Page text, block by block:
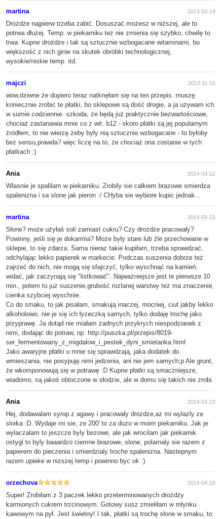
martina 2013-10-14
Drożdże najpierw trzeba zabić. Dosuszać możesz w niższej, ale to
potrwa dłużej. Temp. w piekarniku też nie zmienia się szybko, chwilę to
trwa. Kupne drożdże i tak są sztucznie wzbogacane witaminami, bo
większość z nich ginie na skutek obróbki technologicznej,
wysokie/niskie temp. itd.
majczi 2013-11-10
wow,dziwne że dopiero teraz natknęłam się na ten przepis. muszę
koniecznie zrobić te płatki, bo sklepowe są dość drogie, a ja używam ich
w sumie codziennie. szkoda, że będą już praktycznie bezwartościowe,
chociaż zastanawia mnie co z wit. b12 - skoro płatki są jej popularnym
źródłem, to nie wierzę żeby były nią sztucznie wzbogacane - to byłoby
bez sensu,prawda? więc liczę na to, że chociaż ona zostanie w tych
płatkach :)
Ania 2014-03-12
Wlasnie je spalilam w piekarniku. Zrobily sie calkiem brazowe smierdza
spalenizna i sa slone jak pieron :/ CHyba sie wybiore kupic jednak...
martina 2014-03-13
Słone? może użyłaś soli zamiast cukru? Czy drożdże pracowały?
Powinny, jeśli się je dokarmia? Może były stare lub źle przechowane w
sklepie, to się zdarza. Sama nieraz takie kupiłam, trzeba sprawdzać,
odchylając lekko papierek w markecie. Podczas suszenia dobrze też
zajrzeć do nich, nie mogą się sfajczyć, tylko wyschnąć na kamień,
widać, jak zaczynają się "listkować". Najważniejsze jest te pierwsze 10
min., potem to już suszenie,grubość rozlanej warstwy też ma znaczenie,
cienka szybciej wyschnie.
Co do smaku, to jak pisałam, smakują inaczej, mocniej, ciut jakby lekko
alkoholowo, nie je się ich łyżeczką samych, tylko dodaję trochę jako
przyprawę. Ja dotąd nie miałam żadnych przykrych niespodzianek z
nimi, dodając do potraw, np. http://puszka.pl/przepis/8019-
ser_fermentowany_z_migdalow_i_pestek_dyni_smietanka.html
Jako awaryjne płatki u mnie się sprawdzają, jaka dodatek do
wmieszania, nie posypuję nimi jedzenia, ani nie jem samych;p Ale grunt,
że wkomponowują się w potrawę :D Kupne płatki są smaczniejsze,
wiadomo, są jakoś obtoczone w słodzie, ale w domu się takich nie zrobi.
Ania 2014-03-13
Hej, dodawalam syrop z agawy i pracowaly drozdze,az mi wylazly ze
sloika :D. Wydaje mi sie, ze 200' to za duzo w moim piekarniku. Jak je
wylaczalam to jeszcze byly bezowe, ale jak wrocilam jak piekarnik
ostygl to byly baaardzo ciemne brazowe, slone, polamaly sie razem z
papierem do pieczenia i smierdzialy troche spalenizna. Nastepnym
razem upieke w nizszej temp i powinno byc ok :)
orzechova 2014-04-18
Super! Zrobiłam z 3 paczek lekko przeterminowanych drożdży
karmionych cukrem trzcinowym. Gotowy susz zmieliłam w młynku
kawowym na pył. Jest świetny! I tak, płatki są trochę słone w smaku, to